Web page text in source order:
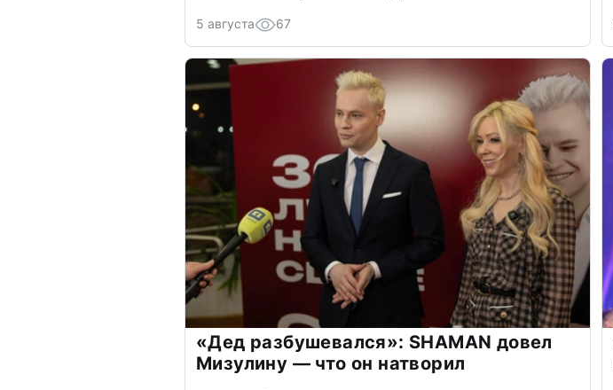
5 августа 67
«Дед разбушевался»: SHAMAN довел
Мизулину — что он натворил